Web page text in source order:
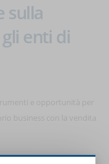
sulla
enti di
business con la vendita